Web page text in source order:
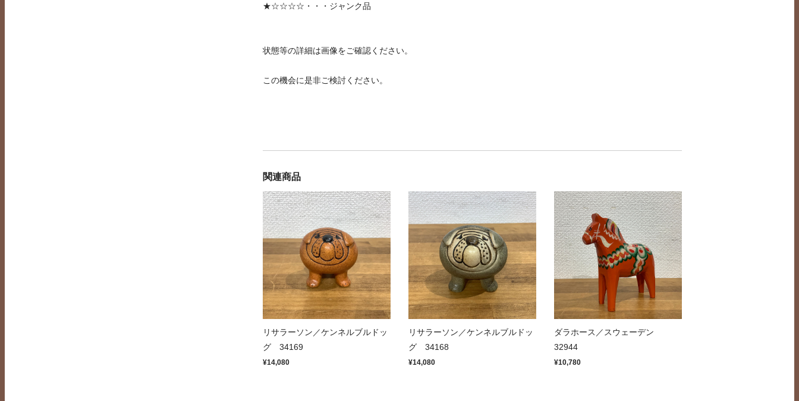
★☆☆☆☆・・・ジャンク品
状態等の詳細は画像をご確認ください。
この機会に是非ご検討ください。
関連商品
リサラーソン／ケンネルブルドッ
グ 34169
¥14,080
リサラーソン／ケンネルブルドッ
グ 34168
¥14,080
ダラホース／スウェーデン
32944
¥10,780